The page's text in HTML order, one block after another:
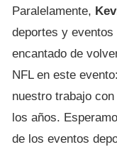
Paralelamente,
deportes y
encantado de
NFL en este
nuestro trabajo
los años.
de los eventos